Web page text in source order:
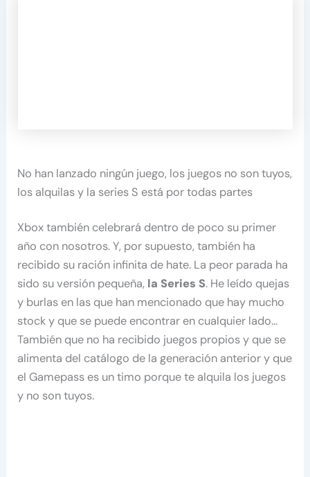
No han lanzado ningún juego, los juegos no son tuyos,
los alquilas y la series S está por todas partes
Xbox también celebrará dentro de poco su primer
año con nosotros. Y, por supuesto, también ha
recibido su ración infinita de hate. La peor parada ha
sido su versión pequeña, la Series S. He leído quejas
y burlas en las que han mencionado que hay mucho
stock y que se puede encontrar en cualquier lado…
También que no ha recibido juegos propios y que se
alimenta del catálogo de la generación anterior y que
el Gamepass es un timo porque te alquila los juegos
y no son tuyos.